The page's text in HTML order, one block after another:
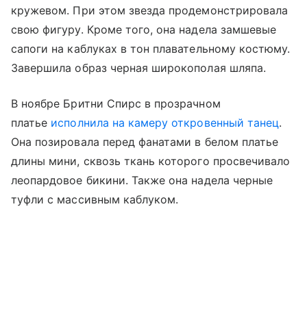
кружевом. При этом звезда продемонстрировала
свою фигуру. Кроме того, она надела замшевые
сапоги на каблуках в тон плавательному костюму.
Завершила образ черная широкополая шляпа.
В ноябре Бритни Спирс в прозрачном
платье исполнила на камеру откровенный танец.
Она позировала перед фанатами в белом платье
длины мини, сквозь ткань которого просвечивало
леопардовое бикини. Также она надела черные
туфли с массивным каблуком.